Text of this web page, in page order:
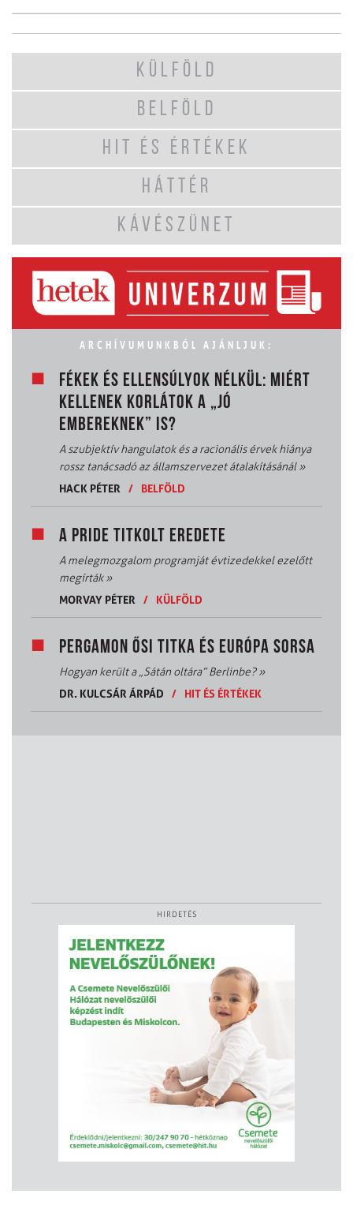
KÜLFÖLD
BELFÖLD
HIT ÉS ÉRTÉKEK
HÁTTÉR
KÁVÉSZÜNET
ARCHÍVUMUNKBÓL AJÁNLJUK:
FÉKEK ÉS ELLENSÚLYOK NÉLKÜL: MIÉRT
KELLENEK KORLÁTOK A „JÓ
EMBEREKNEK” IS?
A szubjektív hangulatok és a racionális érvek hiánya
rossz tanácsadó az államszervezet átalakításánál»
HACK PÉTER / BELFÖLD
A PRIDE TITKOLT EREDETE
A melegmozgalom programját évtizedekkel ezelőtt
megírták»
MORVAY PÉTER / KÜLFÖLD
PERGAMON ŐSI TITKA ÉS EURÓPA SORSA
Hogyan került a „Sátán oltára” Berlinbe?»
DR. KULCSÁR ÁRPÁD
/ HIT ÉS ÉRTÉKEK
HIRDETÉS